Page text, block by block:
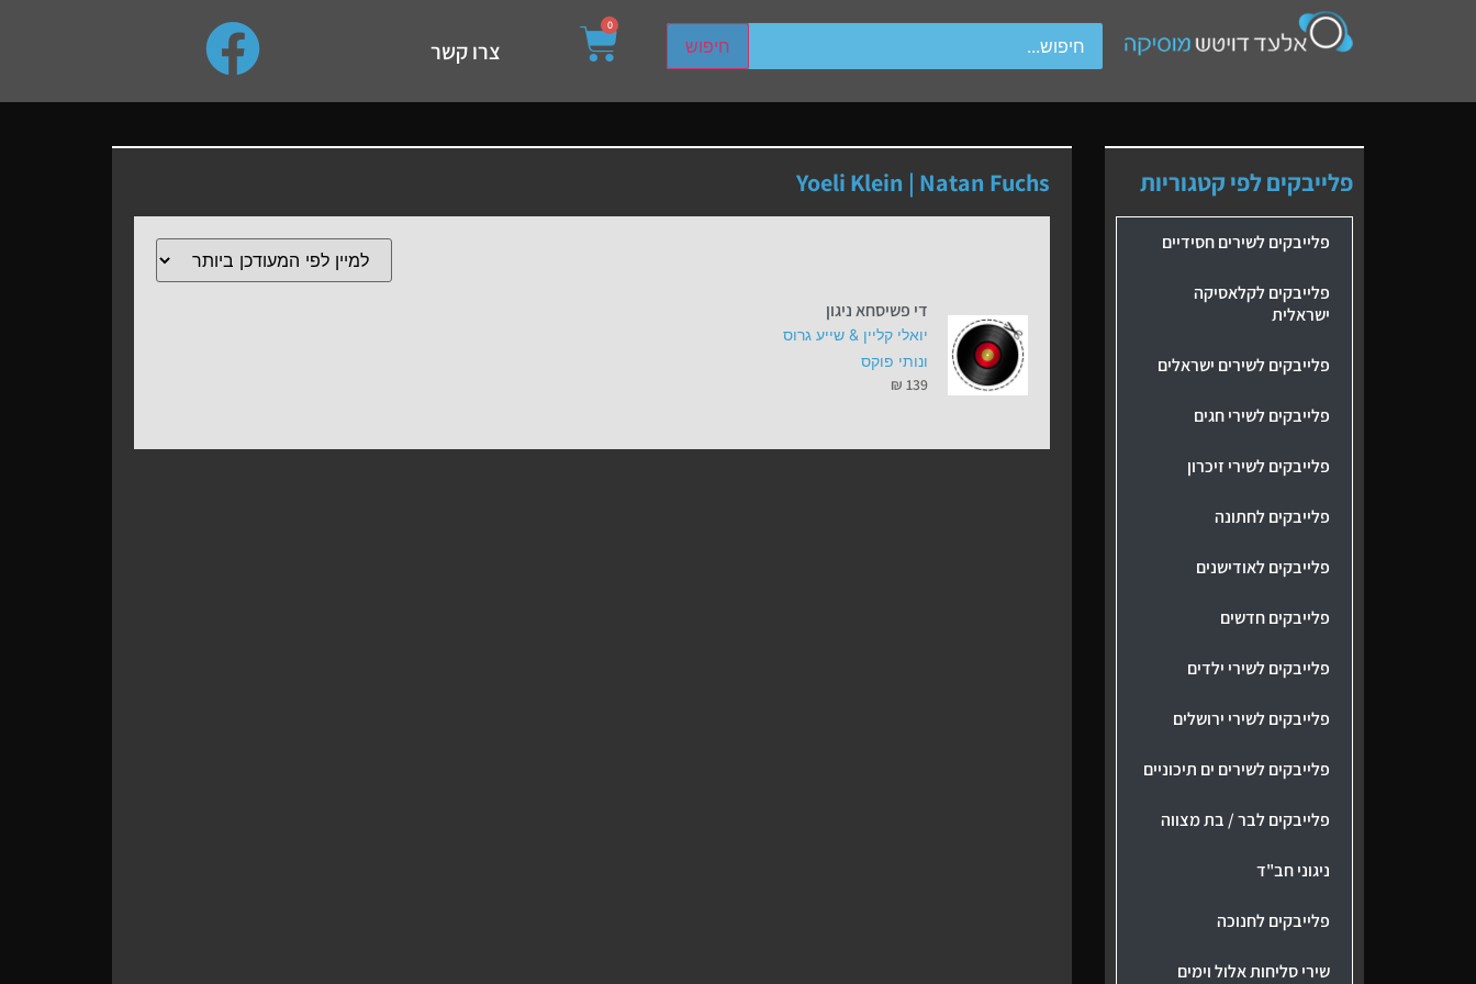
חיפוש
up and down arrows to review and enter to go to the desired page. Touch device users, explore by touch or with swipe gestures.
0
צרו קשר
פלייבקים לפי קטגוריות
פלייבקים לשירים חסידיים
פלייבקים לקלאסיקה
ישראלית
פלייבקים לשירים ישראלים
פלייבקים לשירי חגים
פלייבקים לשירי זיכרון
פלייבקים לחתונה
פלייבקים לאודישנים
פלייבקים חדשים
פלייבקים לשירי ילדים
פלייבקים לשירי ירושלים
פלייבקים לשירים ים תיכוניים
פלייבקים לבר / בת מצווה
ניגוני חב"ד
פלייבקים לחנוכה
שירי סליחות אלול וימים
Yoeli Klein | Natan Fuchs
די פשיסחא ניגון
יואלי קליין & שייע גרוס
ונותי פוקס
₪ 139